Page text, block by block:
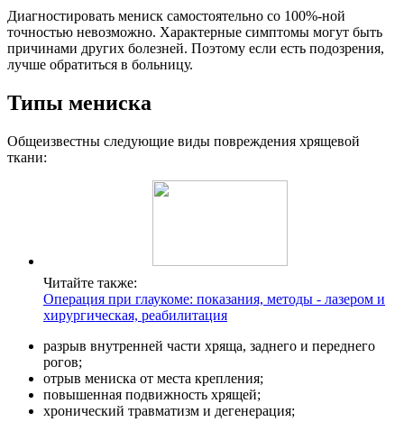
Диагностировать мениск самостоятельно со 100%-ной
точностью невозможно. Характерные симптомы могут быть
причинами других болезней. Поэтому если есть подозрения,
лучше обратиться в больницу.
Типы мениска
Общеизвестны следующие виды повреждения хрящевой
ткани:
Читайте также:
Операция при глаукоме: показания, методы - лазером и
хирургическая, реабилитация
разрыв внутренней части хряща, заднего и переднего
рогов;
отрыв мениска от места крепления;
повышенная подвижность хрящей;
хронический травматизм и дегенерация;